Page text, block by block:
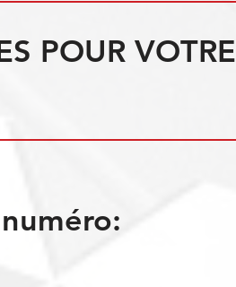
POUR VOTRE